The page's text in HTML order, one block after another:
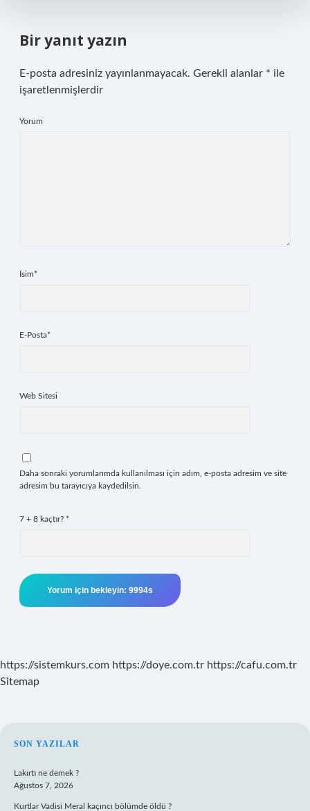
Bir yanıt yazın
E-posta adresiniz yayınlanmayacak. Gerekli alanlar * ile
işaretlenmişlerdir
Yorum
İsim*
E-Posta*
Web Sitesi
Daha sonraki yorumlarımda kullanılması için adım, e-posta adresim ve site
adresim bu tarayıcıya kaydedilsin.
7 + 8 kaçtır? *
https://sistemkurs.com https://doye.com.tr https://cafu.com.tr
Sitemap
SIDEBAR
SON YAZILAR
Lakırtı ne demek ?
Ağustos 7, 2026
Kurtlar Vadisi Meral kaçıncı bölümde öldü ?